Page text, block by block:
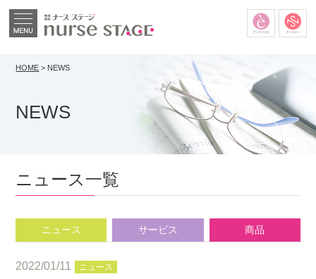
MENU
HOME > NEWS
NEWS
ニュース一覧
ニュース サービス 商品
2022/01/11 ニュース